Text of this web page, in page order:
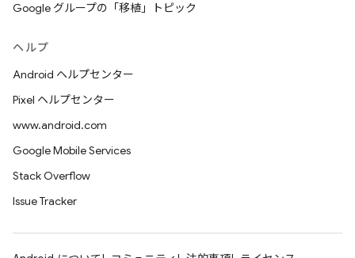
Google グループの「移植」トピック
ヘルプ
Android ヘルプセンター
Pixel ヘルプセンター
www.android.com
Google Mobile Services
Stack Overflow
Issue Tracker